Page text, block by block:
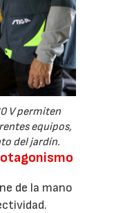
V permiten
equipos,
del jardín.
de la mano